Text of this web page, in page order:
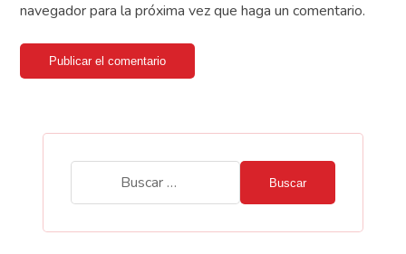
navegador para la próxima vez que haga un comentario.
Publicar el comentario
Buscar